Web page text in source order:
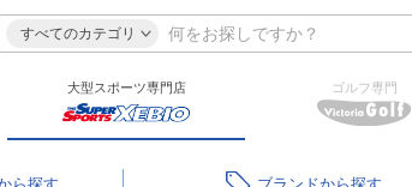
すべてのカテゴリ
大型スポーツ専門店 ゴルフ専門
ブランド